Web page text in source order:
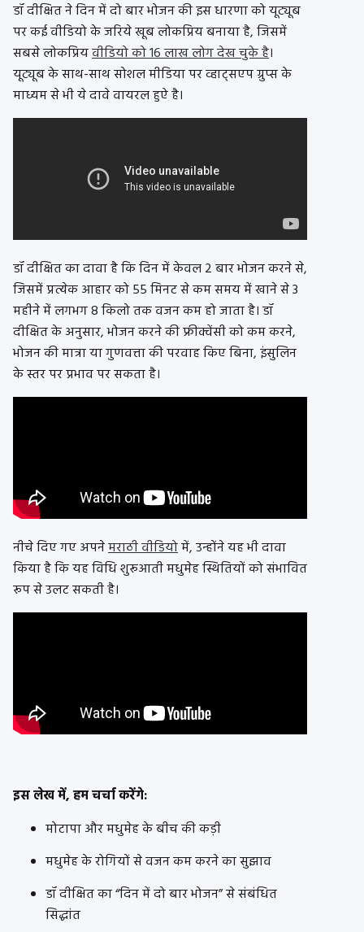
डॉ दीक्षित ने दिन में दो बार भोजन की इस धारणा को यूट्यूब
पर कई वीडियो के जरिये खूब लोकप्रिय बनाया है, जिसमें
सबसे लोकप्रियवीडियो को 16 लाख लोग देख चुके है।
यूट्यूब के साथ-साथ सोशल मीडिया पर व्हाट्सएप ग्रुप्स के
माध्यम से भी ये दावे वायरल हुऐ है।
डॉ दीक्षित का दावा है कि दिन में केवल 2 बार भोजन करने से,
जिसमें प्रत्येक आहार को 55 मिनट से कम समय में खाने से 3
महीने में लगभग 8 किलो तक वजन कम हो जाता है। डॉ
दीक्षित के अनुसार, भोजन करने की फ्रीक्वेंसी को कम करने,
भोजन की मात्रा या गुणवत्ता की परवाह किए बिना, इंसुलिन
के स्तर पर प्रभाव पर सकता है।
नीचे दिए गए अपनेमराठी वीडियोमें, उन्होंने यह भी दावा
किया है कि यह विधि शुरूआती मधुमेह स्थितियों को संभावित
रूप से उलट सकती है।
इस लेख में, हम चर्चा करेंगे:
मोटापा और मधुमेह के बीच की कड़ी
मधुमेह के रोगियों से वजन कम करने का सुझाव
डॉ दीक्षित का “दिन में दो बार भोजन” से संबंधित
सिद्धांत